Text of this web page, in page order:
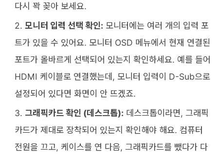
다시 꽉 꽂아 보세요.
모니터 입력 선택 확인: 모니터에는 여러 개의 입력 포
트가 있을 수 있어요. 모니터 OSD 메뉴에서 현재 연결된
포트가 올바르게 선택되어 있는지 확인하세요. 예를 들어
HDMI 케이블로 연결했는데, 모니터 입력이 D-Sub으로
설정되어 있다면 화면이 안 뜨겠죠.
그래픽카드 확인 (데스크톱): 데스크톱이라면, 그래픽
카드가 제대로 장착되어 있는지 확인해야 해요. 컴퓨터
전원을 끄고, 케이스를 연 다음, 그래픽카드를 뺐다가 다